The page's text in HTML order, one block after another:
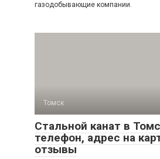
газодобывающие компании.
Томск
Стальной канат в
телефон, адрес на
отзывы